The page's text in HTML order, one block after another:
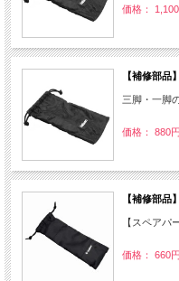
価格：
【補修部品
三脚・一脚
価格： 880
【補修部品
【スペアパ
価格： 660